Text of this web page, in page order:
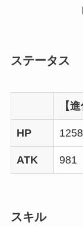
ステータス
【
HP 1258
ATK 981
スキル